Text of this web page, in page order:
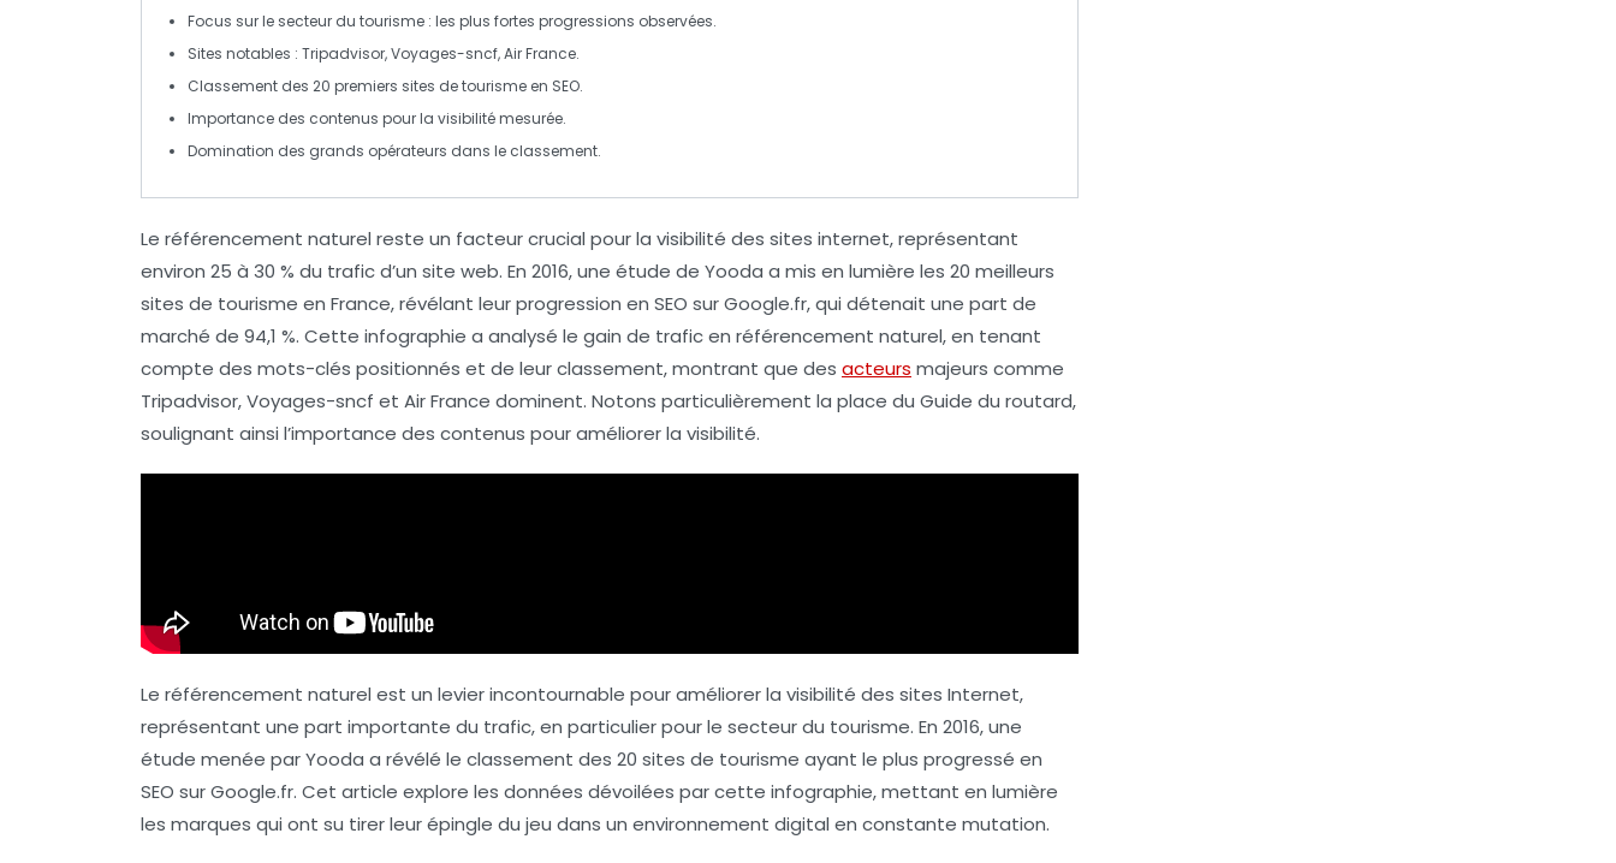
Focus sur le secteur du tourisme : les plus fortes progressions observées.
Sites notables : Tripadvisor,Voyages-sncf,Air France.
Classement des 20 premiers sites detourisme en SEO.
Importance des contenus pour la visibilité mesurée.
Domination des grands opérateurs dans le classement.
Le référencement naturel reste un facteur crucial pour la visibilité des sites internet, représentant
environ 25 à 30 % du traficd’un site web. En 2016, une étude de Yooda a mis en lumière les 20 meilleurs
sites de tourisme en France, révélant leur progression en SEO sur Google.fr, qui détenait une part de
marché de 94,1 %. Cette infographie a analysé le gain de trafic en référencement naturel, en tenant
compte des mots-clés positionnés et de leur classement, montrant que des acteurs majeurs comme
Tripadvisor,Voyages-sncf et Air France dominent. Notons particulièrement la place du Guide du routard,
soulignant ainsi l’importance des contenus pour améliorer la visibilité.
Le référencement naturel est un levier incontournable pour améliorer la visibilité des sites Internet,
représentant une part importante du trafic, en particulier pour le secteur du tourisme. En 2016, une
étude menée par Yooda a révélé le classement des 20 sites de tourisme ayant le plus progressé en
SEO sur Google.fr. Cet article explore les données dévoilées par cette infographie, mettant en lumière
les marques qui ont su tirer leur épingle du jeu dans un environnement digital en constante mutation.